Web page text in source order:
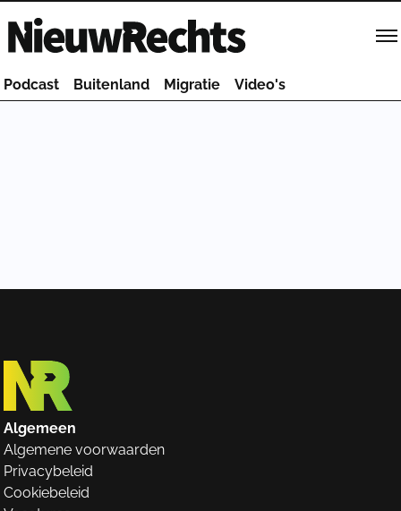
Homepage van NieuwRechts
Podcast Buitenland Migratie Video's
Algemeen
Algemene voorwaarden
Privacybeleid
Cookiebeleid